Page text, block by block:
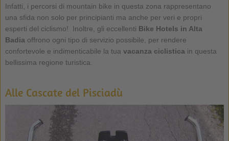
Infatti, i percorsi di mountain bike in questa zona rappresentano
una sfida non solo per principianti ma anche per veri e propri
esperti del ciclismo! Inoltre, gli eccellenti Bike Hotels in Alta
Badia offrono ogni tipo di servizio possibile, per rendere
confortevole e indimenticabile la tua vacanza ciclistica in questa
bellissima regione turistica.
Alle Cascate del Pisciadù